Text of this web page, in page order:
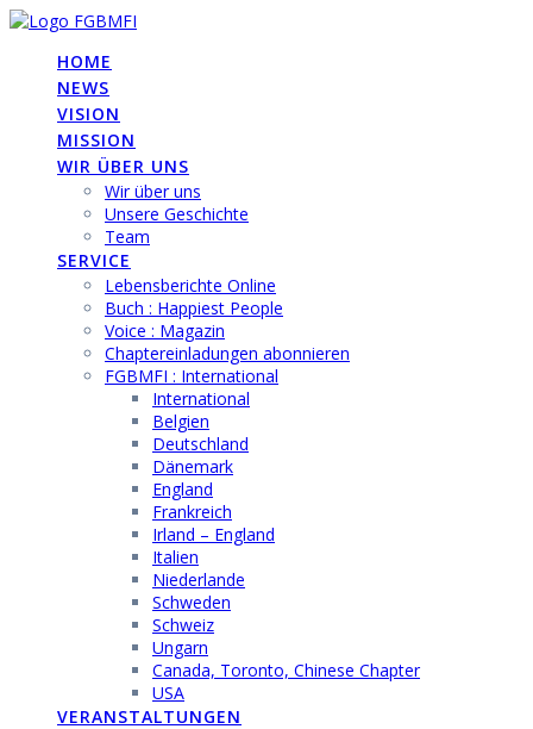
Skip
contentHOME
NEWS
VISION
MISSION
WIR ÜBER UNS
Wir über uns
Unsere Geschichte
Team
SERVICE
Lebensberichte Online
Buch : Happiest People
Voice : Magazin
Chaptereinladungen abonnieren
FGBMFI : International
International
Belgien
Deutschland
Dänemark
England
Frankreich
Irland – England
Italien
Niederlande
Schweden
Schweiz
Ungarn
Canada, Toronto, Chinese Chapter
USA
VERANSTALTUNGEN